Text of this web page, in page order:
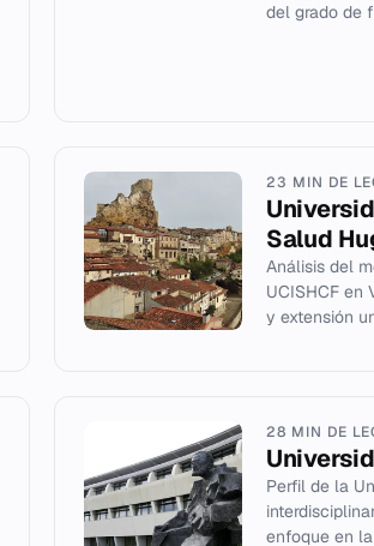
del grado de
23 MIN DE
Salud
Análisis del
UCISHCF en
y extensión
28 MIN DE
Perfil de la
enfoque en